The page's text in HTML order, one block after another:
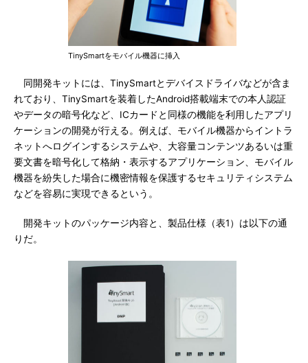
TinySmartをモバイル機器に挿入
同開発キットには、TinySmartとデバイスドライバなどが含ま
れており、TinySmartを装着したAndroid搭載端末での本人認証
やデータの暗号化など、ICカードと同様の機能を利用したアプリ
ケーションの開発が行える。例えば、モバイル機器からイントラ
ネットへログインするシステムや、大容量コンテンツあるいは重
要文書を暗号化して格納・表示するアプリケーション、モバイル
機器を紛失した場合に機密情報を保護するセキュリティシステム
などを容易に実現できるという。
開発キットのパッケージ内容と、製品仕様（表1）は以下の通
りだ。